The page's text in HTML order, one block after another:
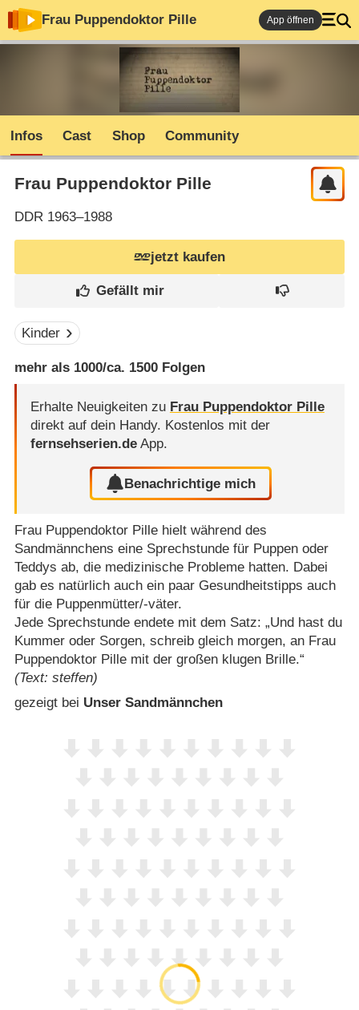
Frau Puppendoktor Pille App öffnen
Infos Cast Shop Community
Frau Puppendoktor Pille
DDR1963–1988
jetzt kaufen
Kinder
mehr als 1000/ca. 1500 Folgen
Erhalte Neuigkeiten zu Frau Puppendoktor Pille
direkt auf dein Handy. Kostenlos mit der
fernsehserien.deApp.
Benachrichtige mich
Frau Puppendoktor Pille hielt während des
Sandmännchens eine Sprechstunde für Puppen oder
Teddys ab, die medizinische Probleme hatten. Dabei
gab es natürlich auch ein paar Gesundheitstipps auch
für die Puppenmütter/​-väter.
Jede Sprechstunde endete mit dem Satz: „Und hast du
Kummer oder Sorgen, schreib gleich morgen, an Frau
Puppendoktor Pille mit der großen klugen Brille.“
(Text: steffen)
gezeigt bei Unser Sandmännchen